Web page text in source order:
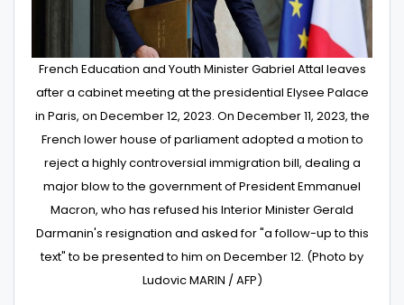
French Education and Youth Minister Gabriel Attal leaves
after a cabinet meeting at the presidential Elysee Palace
in Paris, on December 12, 2023. On December 11, 2023, the
French lower house of parliament adopted a motion to
reject a highly controversial immigration bill, dealing a
major blow to the government of President Emmanuel
Macron, who has refused his Interior Minister Gerald
Darmanin's resignation and asked for "a follow-up to this
text" to be presented to him on December 12. (Photo by
Ludovic MARIN / AFP)